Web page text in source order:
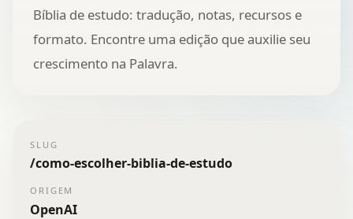
Bíblia de estudo: tradução, notas, recursos e
formato. Encontre uma edição que auxilie seu
crescimento na Palavra.
SLUG
/como-escolher-biblia-de-estudo
ORIGEM
OpenAI